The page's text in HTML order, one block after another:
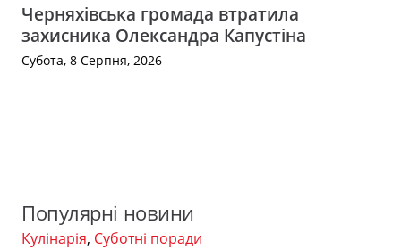
Черняхівська громада втратила
захисника Олександра Капустіна
Субота, 8 Серпня, 2026
Популярні новини
Кулінарія, Суботні поради